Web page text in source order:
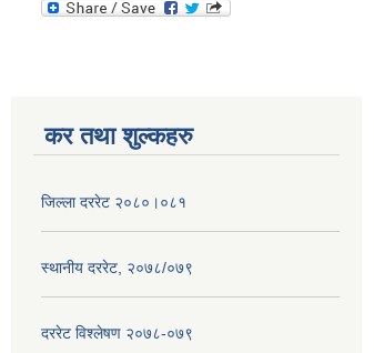
कर तथा शुल्कहरु
जिल्ला दररेट २०८०।०८१
स्थानीय दररेट, २०७८/०७९
दररेट विश्लेषण २०७८-०७९